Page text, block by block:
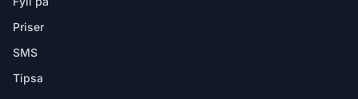
Priser
SMS
Tipsa